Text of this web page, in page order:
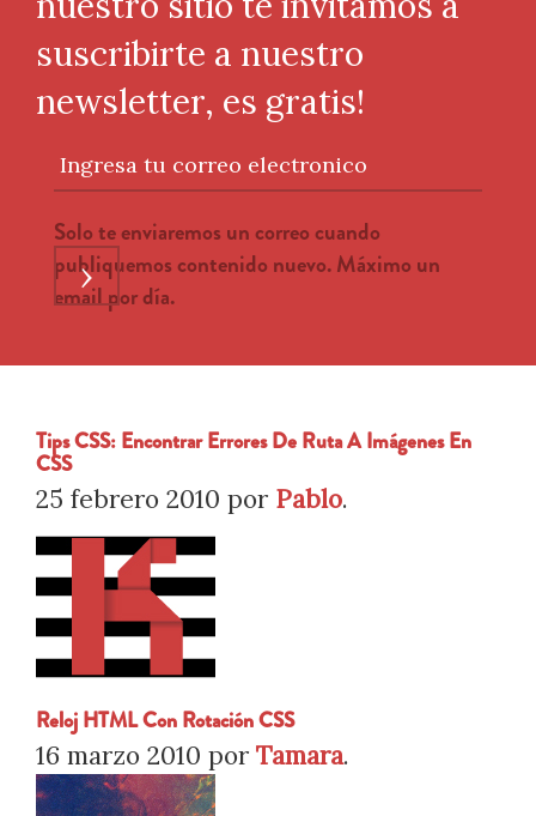
suscribirte a nuestro
newsletter, es gratis!
Ingresa tu correo electronico
Solo te enviaremos un correo cuando
publiquemos contenido nuevo. Máximo un
email por día.
›
Tips CSS: Encontrar Errores De Ruta A Imágenes En
CSS
25 febrero 2010 por Pablo.
Reloj HTML Con Rotación CSS
16 marzo 2010 por Tamara.